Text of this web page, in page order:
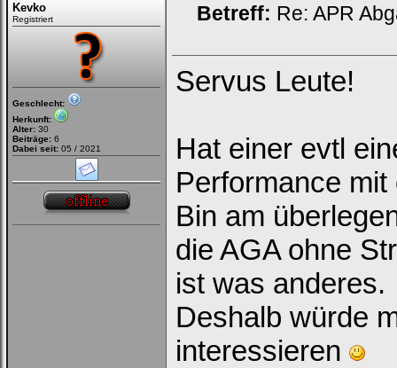
Kevko
Registriert
Geschlecht:
Herkunft:
Alter: 30
Beiträge: 6
Dabei seit: 05 / 2021
Betreff: Re: APR
Servus Leute!
Hat einer evtl
Performance
Bin am
die AGA ohne
ist was anderes.
Deshalb würde
interessieren